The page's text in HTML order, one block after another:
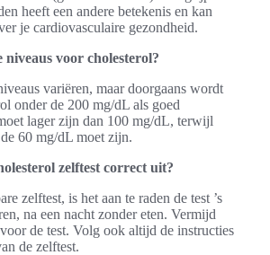
heeft een andere betekenis en kan
je cardiovasculaire gezondheid.
voor cholesterol?
variëren, maar doorgaans wordt
onder de 200 mg/dL als goed
lager zijn dan 100 mg/dL, terwijl
60 mg/dL moet zijn.
zelftest correct uit?
zelftest, is het aan te raden de test ’s
na een nacht zonder eten. Vermijd
de test. Volg ook altijd de instructies
de zelftest.